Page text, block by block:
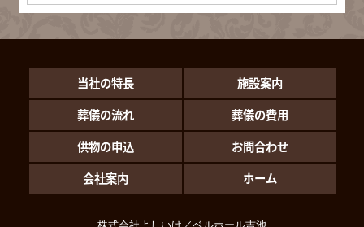
当社の特長
葬儀の流れ
施設案内
葬儀の費用
供物の申込
会社案内
お問合わせ
ホーム